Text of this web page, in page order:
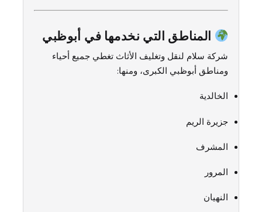
المناطق التي نخدمها في أبوظبي
شركة سلام لنقل وتغليف الأثاث تغطي جميع أحياء
ومناطق أبوظبي الكبرى، ومنها:
الخالدية
جزيرة الريم
المشرف
المرور
النهيان